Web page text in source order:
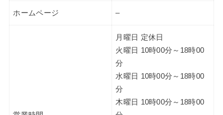
ホームページ –
月曜日 定休日
火曜日 10時00分～18時00
分
水曜日 10時00分～18時00
分
木曜日 10時00分～18時00